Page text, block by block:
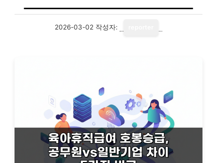
2026-03-02 작성자: